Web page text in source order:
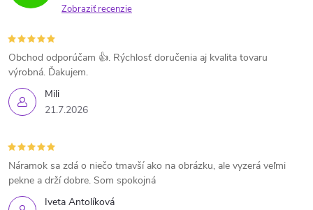
Zobraziť recenzie
Mili
21.7.2026
Obchod odporúčam 👍. Rýchlosť doručenia aj kvalita tovaru
výrobná. Ďakujem.
Iveta Antolíková
Náramok sa zdá o niečo tmavší ako na obrázku, ale vyzerá veľmi
pekne a drží dobre. Som spokojná